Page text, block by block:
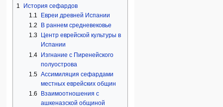
1
История сефардов
1.1
Евреи древней Испании
1.2
В раннем средневековье
1.3
Центр еврейской культуры в
Испании
1.4
Изгнание с Пиренейского
полуострова
1.5 Ассимиляция сефардами
местных еврейских общин
1.6
Взаимоотношения с
ашкеназской общиной